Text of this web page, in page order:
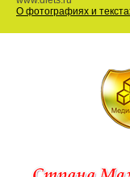
О фотографиях и